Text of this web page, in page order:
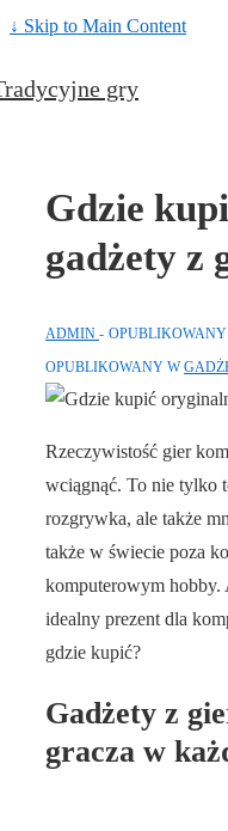
↓ Skip to Main Content
gry
Gdzie
gadżety z
ADMIN
OPUBLIKOWANY W
Rzeczywistość gier
wciągnąć. To nie tylko
rozgrywka, ale także
także w świecie poza
komputerowym hobby.
idealny prezent dla
gdzie kupić?
Gadżety z
gracza w